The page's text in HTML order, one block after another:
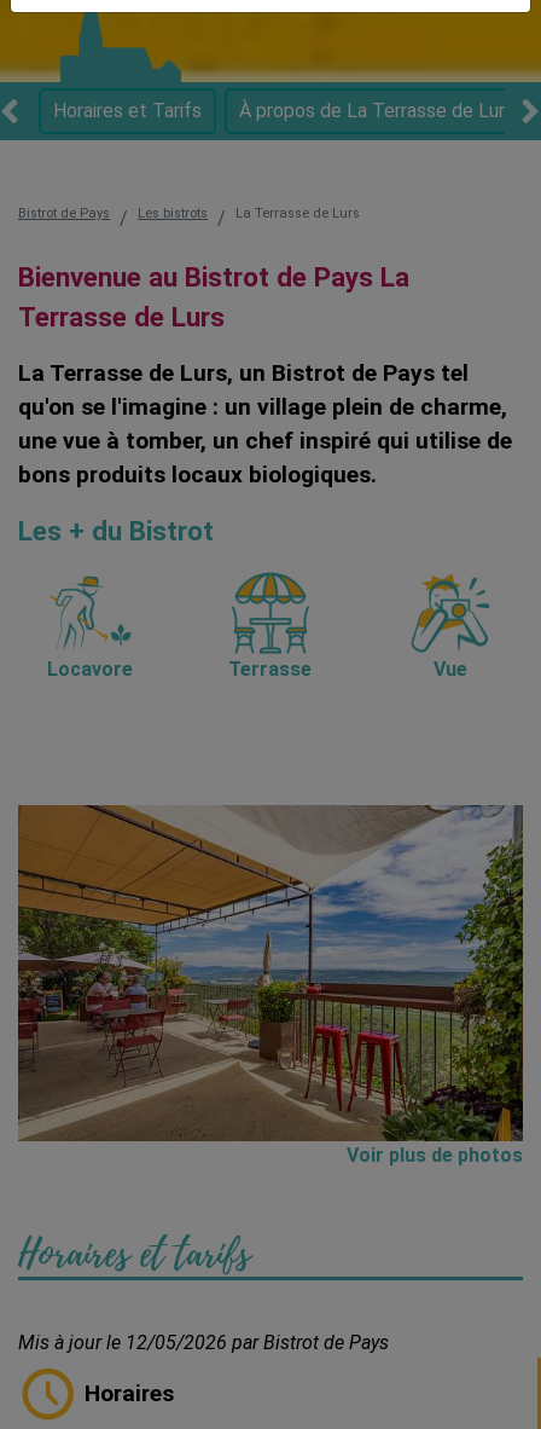
Horaires et Tarifs À propos de La Terrasse de Lurs
Bistrot de Pays Les bistrots La Terrasse de Lurs
Bienvenue au Bistrot de Pays La
Terrasse de Lurs
La Terrasse de Lurs, un Bistrot de Pays tel
qu'on se l'imagine : un village plein de charme,
une vue à tomber, un chef inspiré qui utilise de
bons produits locaux biologiques.
Les + du Bistrot
Locavore Terrasse Vue
Voir plus de photos
Horaires et tarifs
Mis à jour le 12/05/2026 par Bistrot de Pays
Horaires